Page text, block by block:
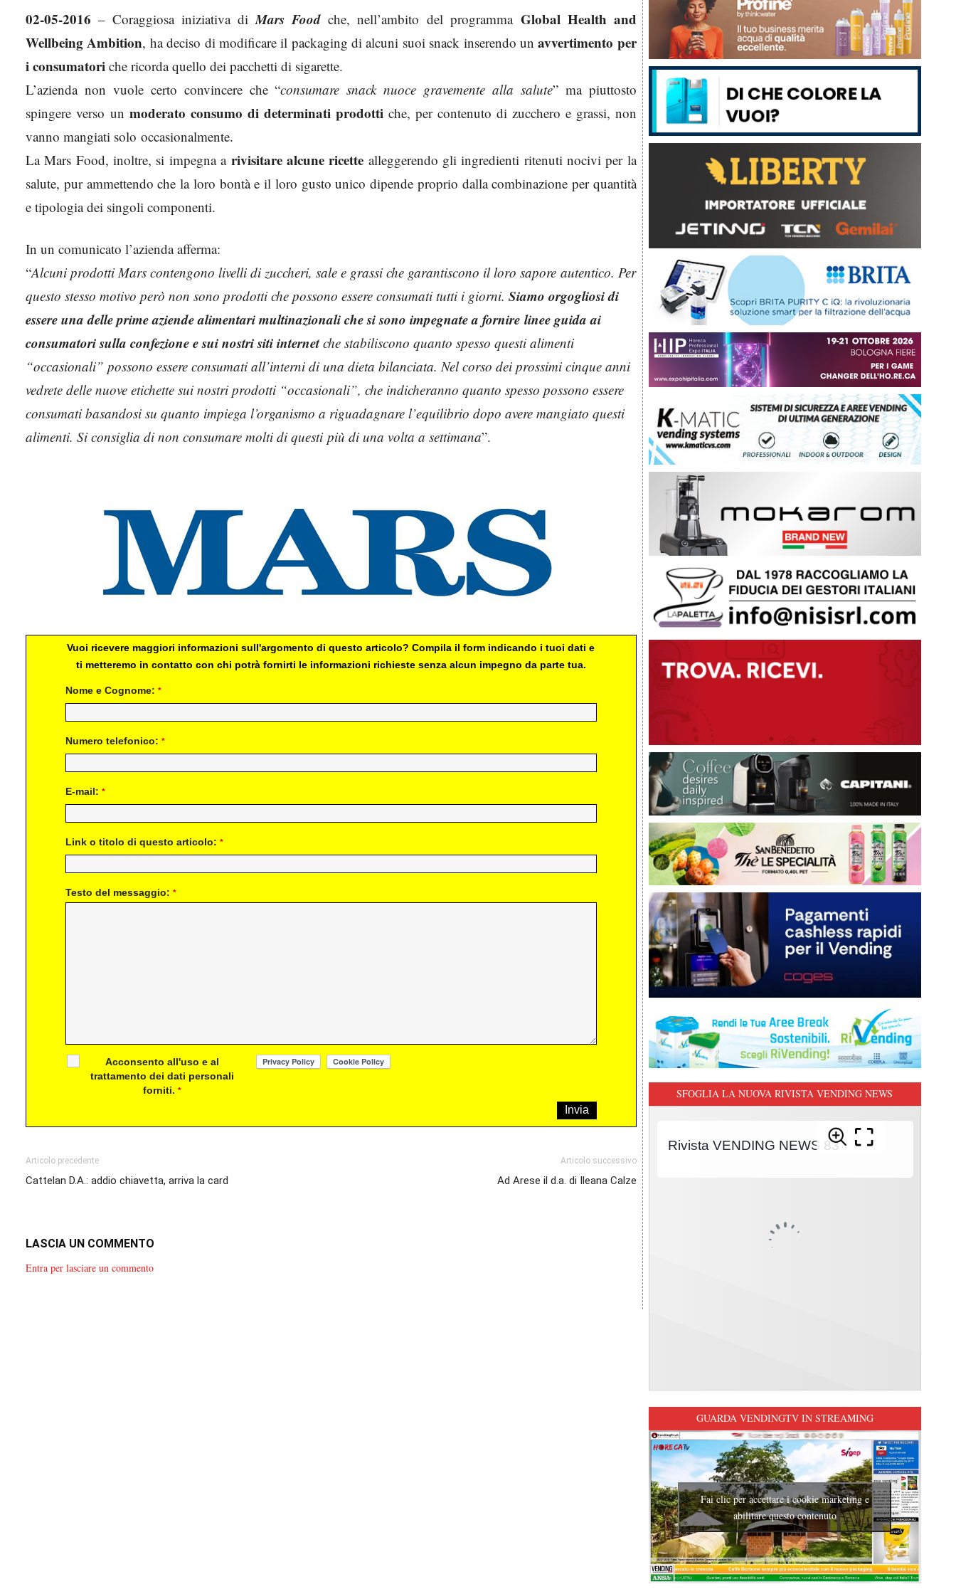
02-05-2016 – Coraggiosa iniziativa di Mars Foodche, nell’ambito del programma Global Health and
Wellbeing Ambition, ha deciso di modificare il packaging di alcuni suoi snack inserendo unavvertimento per
i consumatori che ricorda quello dei pacchetti di sigarette.
L’azienda non vuole certo convincere che “consumare snack nuoce gravemente alla salute” ma piuttosto
spingere verso un moderato consumo di determinati prodotti che, per contenuto di zucchero e grassi, non
vanno mangiati solo occasionalmente.
La Mars Food, inoltre, si impegna a rivisitare alcune ricette alleggerendo gli ingredienti ritenuti nocivi per la
salute, pur ammettendo che la loro bontà e il loro gusto unico dipende proprio dalla combinazione per quantità
e tipologia dei singoli componenti.
In un comunicato l’azienda afferma:
“Alcuni prodotti Mars contengono livelli di zuccheri, sale e grassi che garantiscono il loro sapore autentico. Per
questo stesso motivo però non sono prodotti che possono essere consumati tutti i giorni. Siamo orgogliosi di
essere una delle prime aziende alimentari multinazionali che si sono impegnate a fornire linee guida ai
consumatori sulla confezione e sui nostri siti internetche stabiliscono quanto spesso questi alimenti
“occasionali” possono essere consumati all’interni di una dieta bilanciata. Nel corso dei prossimi cinque anni
vedrete delle nuove etichette sui nostri prodotti “occasionali”, che indicheranno quanto spesso possono essere
consumati basandosi su quanto impiega l’organismo a riguadagnare l’equilibrio dopo avere mangiato questi
alimenti. Si consiglia di non consumare molti di questi più di una volta a settimana”.
Vuoi ricevere maggiori informazioni sull'argomento di questo articolo? Compila il form indicando i tuoi dati e
ti metteremo in contatto con chi potrà fornirti le informazioni richieste senza alcun impegno da parte tua.
Nome e Cognome: *
Numero telefonico: *
E-mail: *
Link o titolo di questo articolo: *
Testo del messaggio: *
Acconsento all'uso e al
trattamento dei dati personali
forniti.*
Articolo precedente
Cattelan D.A.: addio chiavetta, arriva la card
Articolo successivo
Ad Arese il d.a. di Ileana Calze
LASCIA UN COMMENTO
Entra per lasciare un commento
SFOGLIA LA NUOVA RIVISTA VENDING NEWS
GUARDA VENDINGTV IN STREAMING
Fai clic per accettare i cookie marketing e
abilitare questo contenuto